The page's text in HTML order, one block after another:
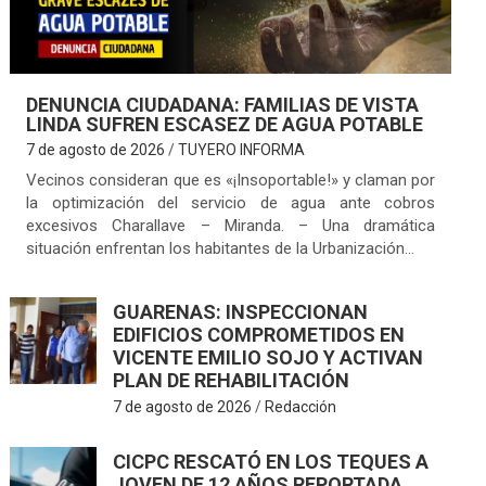
DENUNCIA CIUDADANA: FAMILIAS DE VISTA
LINDA SUFREN ESCASEZ DE AGUA POTABLE
7 de agosto de 2026 TUYERO INFORMA
Vecinos consideran que es «¡Insoportable!» y claman por
la optimización del servicio de agua ante cobros
excesivos Charallave – Miranda. – Una dramática
situación enfrentan los habitantes de la Urbanización…
GUARENAS: INSPECCIONAN
EDIFICIOS COMPROMETIDOS EN
VICENTE EMILIO SOJO Y ACTIVAN
PLAN DE REHABILITACIÓN
7 de agosto de 2026 Redacción
CICPC RESCATÓ EN LOS TEQUES A